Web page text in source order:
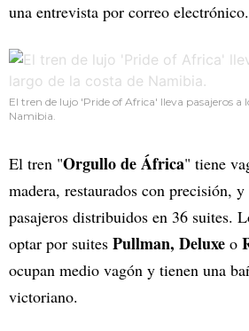
una entrevista por correo electrónico.
El tren de lujo 'Pride of Africa' lleva pasajeros a
Namibia.
El tren "Orgullo de África" tiene
madera, restaurados con precisión,
pasajeros distribuidos en 36 suites.
optar por suites Pullman, Deluxe o
ocupan medio vagón y tienen una
victoriano.